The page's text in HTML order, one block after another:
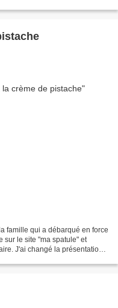
famille qui a débarqué en force
sur le site "ma spatule" et
J'ai changé la présentation